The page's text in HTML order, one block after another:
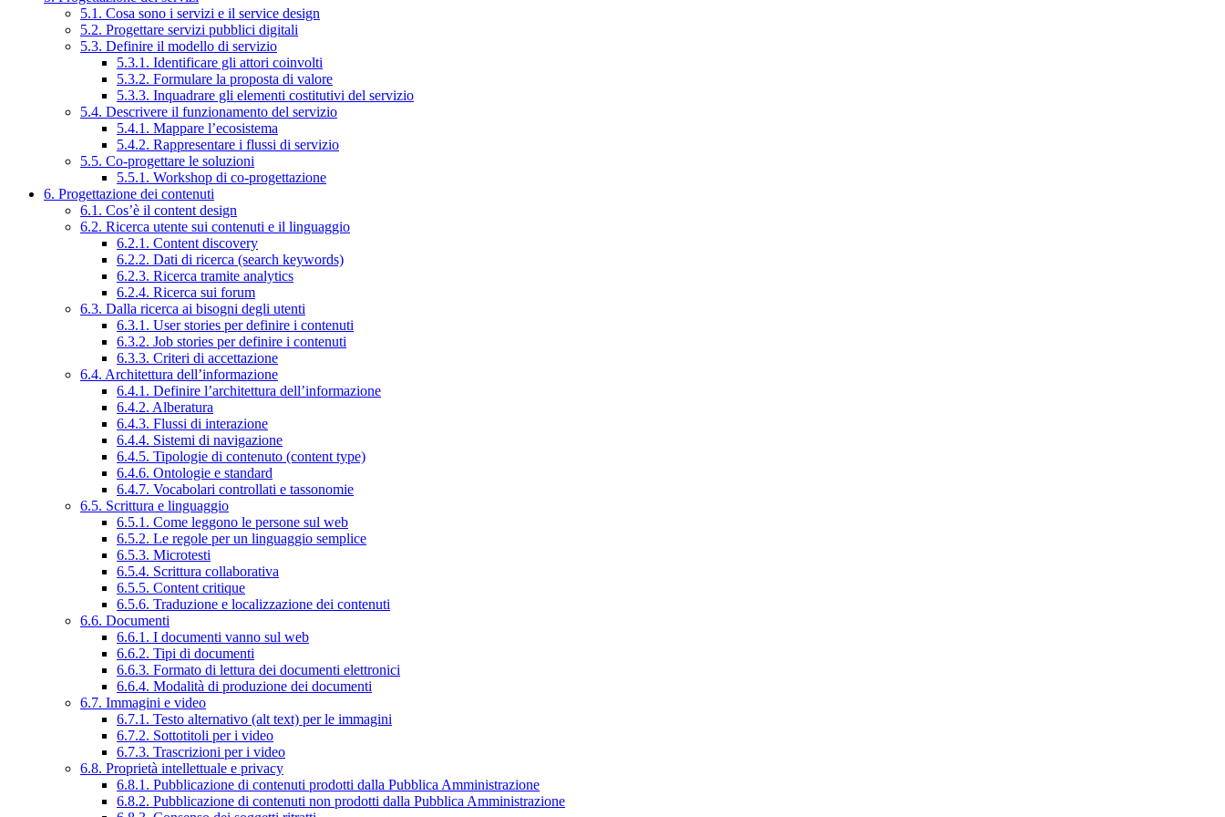
5.1. Cosa sono i servizi e il service design
5.2. Progettare servizi pubblici digitali
5.3. Definire il modello di servizio
5.3.1. Identificare gli attori coinvolti
5.3.2. Formulare la proposta di valore
5.3.3. Inquadrare gli elementi costitutivi del servizio
5.4. Descrivere il funzionamento del servizio
5.4.1. Mappare l’ecosistema
5.4.2. Rappresentare i flussi di servizio
5.5. Co-progettare le soluzioni
5.5.1. Workshop di co-progettazione
6. Progettazione dei contenuti
6.1. Cos’è il content design
6.2. Ricerca utente sui contenuti e il linguaggio
6.2.1. Content discovery
6.2.2. Dati di ricerca (search keywords)
6.2.3. Ricerca tramite analytics
6.2.4. Ricerca sui forum
6.3. Dalla ricerca ai bisogni degli utenti
6.3.1. User stories per definire i contenuti
6.3.2. Job stories per definire i contenuti
6.3.3. Criteri di accettazione
6.4. Architettura dell’informazione
6.4.1. Definire l’architettura dell’informazione
6.4.2. Alberatura
6.4.3. Flussi di interazione
6.4.4. Sistemi di navigazione
6.4.5. Tipologie di contenuto (content type)
6.4.6. Ontologie e standard
6.4.7. Vocabolari controllati e tassonomie
6.5. Scrittura e linguaggio
6.5.1. Come leggono le persone sul web
6.5.2. Le regole per un linguaggio semplice
6.5.3. Microtesti
6.5.4. Scrittura collaborativa
6.5.5. Content critique
6.5.6. Traduzione e localizzazione dei contenuti
6.6. Documenti
6.6.1. I documenti vanno sul web
6.6.2. Tipi di documenti
6.6.3. Formato di lettura dei documenti elettronici
6.6.4. Modalità di produzione dei documenti
6.7. Immagini e video
6.7.1. Testo alternativo (alt text) per le immagini
6.7.2. Sottotitoli per i video
6.7.3. Trascrizioni per i video
6.8. Proprietà intellettuale e privacy
6.8.1. Pubblicazione di contenuti prodotti dalla Pubblica Amministrazione
6.8.2. Pubblicazione di contenuti non prodotti dalla Pubblica Amministrazione